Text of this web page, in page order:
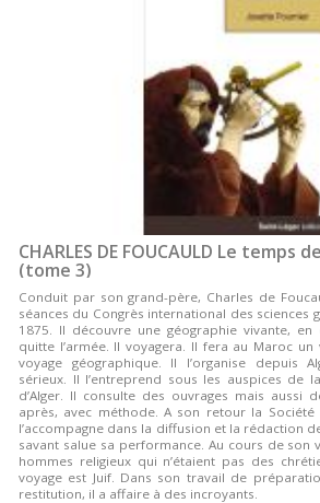
CHARLES DE FOUCAULD Le temps
(tome 3)
Conduit par son grand-père, Charles de
séances du Congrès international des sciences
1875. Il découvre une géographie vivante, en
quitte l’armée. Il voyagera. Il fera au Maroc un
voyage géographique. Il l’organise depuis
sérieux. Il l’entreprend sous les auspices de
d’Alger. Il consulte des ouvrages mais aussi
après, avec méthode. A son retour la Société
l’accompagne dans la diffusion et la rédaction
savant salue sa performance. Au cours de son
hommes religieux qui n’étaient pas des
voyage est Juif. Dans son travail de
restitution, il a affaire à des incroyants.